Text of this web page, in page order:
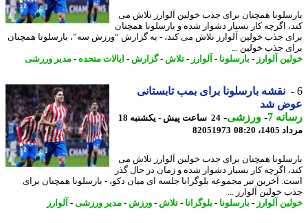
همچنان برای جذب خولین آلوارز تلاش می
اگرچه کار بسیار دشوار شده و بارسلونا همچنان
جذب خولین آلوارز تلاش می کند، - به گزارش “ورزش سه”، بارسلونا همچنان
جذب خولین ...
آلوارز- بارسلونا-آلوارز- تلاش-گزارش -ایالات متحده-مدیر ورزشی
نقشه بارسلونا برای بمب تابستانی
شد
7
-ورزشی-
24 ساعت پیش - یکشنبه 18
08:20
82051973
همچنان برای جذب خولین آلوارز تلاش می
اگرچه کار بسیار دشوار شده و زمان در حال گذر
آخرین تیر مجموعه بلوگرانا جلسه ای میان دکو، - بارسلونا همچنان برای
خولین آلوارز ...
آلوارز- بارسلونا-بلوگرانا- تلاش-ورزش -مدیر ورزشی -آلوارز